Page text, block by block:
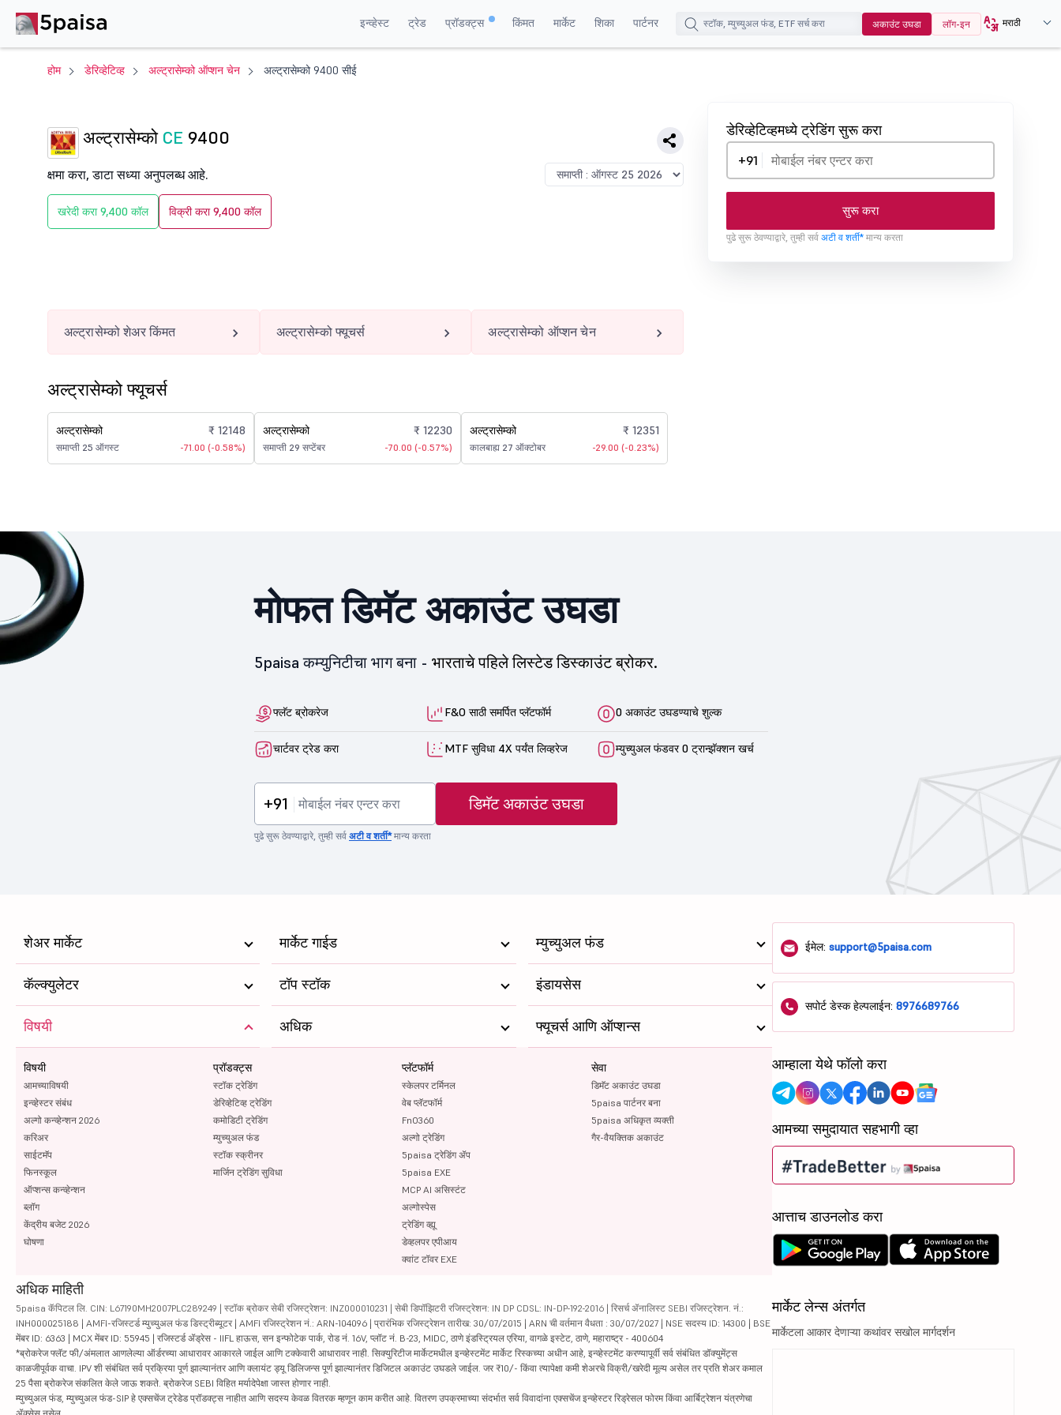
इन्व्हेस्ट ट्रेड प्रॉडक्ट्स किंमत मार्केट शिका पार्टनर अकाउंट उघडा लॉग-इन मराठी
होम डेरिव्हेटिव्ह अल्ट्रासेम्को ऑप्शन चेन अल्ट्रासेम्को 9400 सीई
अल्ट्रासेम्को CE 9400
क्षमा करा, डाटा सध्या अनुपलब्ध आहे.
खरेदी करा 9,400 कॉल विक्री करा 9,400 कॉल
डेरिव्हेटिव्हमध्ये ट्रेडिंग सुरू करा
+91
सुरू करा
पुढे सुरू ठेवण्याद्वारे, तुम्ही सर्व अटी व शर्ती* मान्य करता
अल्ट्रासेम्को शेअर किंमत अल्ट्रासेम्को फ्यूचर्स अल्ट्रासेम्को ऑप्शन चेन
अल्ट्रासेम्को फ्यूचर्स
अल्ट्रासेम्को
समाप्ती 25 ऑगस्ट
₹ 12148
-71.00 (-0.58%)
अल्ट्रासेम्को
समाप्ती 29 सप्टेंबर
₹ 12230
-70.00 (-0.57%)
अल्ट्रासेम्को
कालबाह्य 27 ऑक्टोबर
₹ 12351
-29.00 (-0.23%)
मोफत डिमॅट अकाउंट उघडा
5paisa कम्युनिटीचा भाग बना - भारताचे पहिले लिस्टेड डिस्काउंट ब्रोकर.
फ्लॅट ब्रोकरेज F&O साठी समर्पित प्लॅटफॉर्म 0 अकाउंट उघडण्याचे शुल्क
चार्टवर ट्रेड करा MTF सुविधा 4X पर्यंत लिव्हरेज म्युच्युअल फंडवर 0 ट्रान्झॅक्शन खर्च
+91 डिमॅट अकाउंट उघडा
पुढे सुरू ठेवण्याद्वारे, तुम्ही सर्व अटी व शर्ती*मान्य करता
शेअर मार्केट मार्केट गाईड म्युच्युअल फंड
कॅल्क्युलेटर टॉप स्टॉक इंडायसेस
विषयी
विषयी
आमच्याविषयी
इन्व्हेस्टर संबंध
अल्गो कन्व्हेन्शन 2026
करिअर
साईटमॅप
फिनस्कूल
ऑप्शन्स कन्व्हेन्शन
ब्लॉग
केंद्रीय बजेट 2026
घोषणा
प्रॉडक्ट्स
स्टॉक ट्रेडिंग
डेरिव्हेटिव्ह ट्रेडिंग
कमोडिटी ट्रेडिंग
म्युच्युअल फंड
स्टॉक स्क्रीनर
मार्जिन ट्रेडिंग सुविधा
प्लॅटफॉर्म
स्केलपर टर्मिनल
वेब प्लॅटफॉर्म
FnO360
अल्गो ट्रेडिंग
5paisa ट्रेडिंग ॲप
5paisa EXE
MCP AI असिस्टंट
अल्गोस्पेस
ट्रेडिंग व्ह्यू
डेव्हलपर एपीआय
क्वांट टॉवर EXE
सेवा
डिमॅट अकाउंट उघडा
5paisa पार्टनर बना
5paisa अधिकृत व्यक्ती
गैर-वैयक्तिक अकाउंट
अधिक फ्यूचर्स आणि ऑप्शन्स
अधिक माहिती
5paisa कॅपिटल लि. CIN: L67190MH2007PLC289249 | स्टॉक ब्रोकर सेबी रजिस्ट्रेशन: INZ000010231 | सेबी डिपॉझिटरी रजिस्ट्रेशन: IN DP CDSL: IN-DP-192-2016 | रिसर्च ॲनालिस्ट SEBI रजिस्ट्रेशन. नं.:
INH000025188 | AMFI-रजिस्टर्ड म्युच्युअल फंड डिस्ट्रीब्यूटर | AMFI रजिस्ट्रेशन नं.: ARN-104096 | प्रारंभिक रजिस्ट्रेशन तारीख: 30/07/2015 | ARN ची वर्तमान वैधता : 30/07/2027 | NSE सदस्य ID: 14300 | BSE
मेंबर ID: 6363 | MCX मेंबर ID: 55945 | रजिस्टर्ड ॲड्रेस - IIFL हाऊस, सन इन्फोटेक पार्क, रोड नं. 16V, प्लॉट नं. B-23, MIDC, ठाणे इंडस्ट्रियल एरिया, वागळे इस्टेट, ठाणे, महाराष्ट्र - 400604
*ब्रोकरेज फ्लॅट फी/अंमलात आणलेल्या ऑर्डरच्या आधारावर आकारले जाईल आणि टक्केवारी आधारावर नाही. सिक्युरिटीज मार्केटमधील इन्व्हेस्टमेंट मार्केट रिस्कच्या अधीन आहे, इन्व्हेस्टमेंट करण्यापूर्वी सर्व संबंधित डॉक्युमेंट्स
काळजीपूर्वक वाचा. IPV शी संबंधित सर्व प्रक्रिया पूर्ण झाल्यानंतर आणि क्लायंट ड्यू डिलिजन्स पूर्ण झाल्यानंतर डिजिटल अकाउंट उघडले जाईल. जर ₹10/- किंवा त्यापेक्षा कमी शेअरचे विक्री/खरेदी मूल्य असेल तर प्रति शेअर कमाल
25 पैसा ब्रोकरेज संकलित केले जाऊ शकते. ब्रोकरेज SEBI विहित मर्यादेपेक्षा जास्त होणार नाही.
म्युच्युअल फंड, म्युच्युअल फंड-SIP हे एक्सचेंज ट्रेडेड प्रॉडक्ट्स नाहीत आणि सदस्य केवळ वितरक म्हणून काम करीत आहे. वितरण उपक्रमाच्या संदर्भात सर्व विवादांना एक्सचेंज इन्व्हेस्टर रिड्रेसल फोरम किंवा आर्बिट्रेशन यंत्रणेचा
ईमेल:support@5paisa.com
सपोर्ट डेस्क हेल्पलाईन:8976689766
आम्हाला येथे फॉलो करा
आमच्या समुदायात सहभागी व्हा
आत्ताच डाउनलोड करा
मार्केट लेन्स अंतर्गत
मार्केटला आकार देणाऱ्या कथांवर सखोल मार्गदर्शन